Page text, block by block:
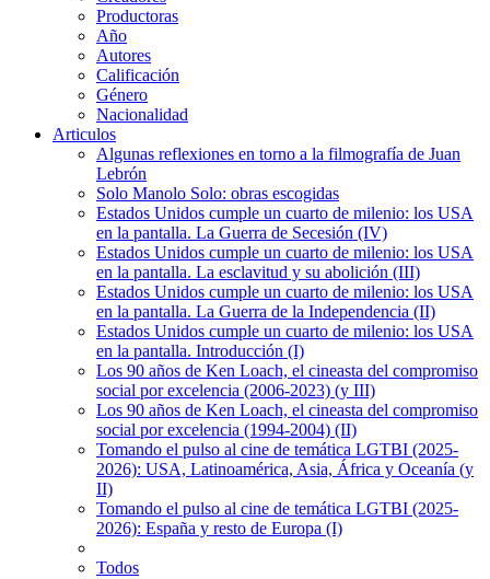
Productoras
Año
Autores
Calificación
Género
Nacionalidad
Articulos
Algunas reflexiones en torno a la filmografía de Juan
Lebrón
Solo Manolo Solo: obras escogidas
Estados Unidos cumple un cuarto de milenio: los USA
en la pantalla. La Guerra de Secesión (IV)
Estados Unidos cumple un cuarto de milenio: los USA
en la pantalla. La esclavitud y su abolición (III)
Estados Unidos cumple un cuarto de milenio: los USA
en la pantalla. La Guerra de la Independencia (II)
Estados Unidos cumple un cuarto de milenio: los USA
en la pantalla. Introducción (I)
Los 90 años de Ken Loach, el cineasta del compromiso
social por excelencia (2006-2023) (y III)
Los 90 años de Ken Loach, el cineasta del compromiso
social por excelencia (1994-2004) (II)
Tomando el pulso al cine de temática LGTBI (2025-
2026): USA, Latinoamérica, Asia, África y Oceanía (y
II)
Tomando el pulso al cine de temática LGTBI (2025-
2026): España y resto de Europa (I)
Todos